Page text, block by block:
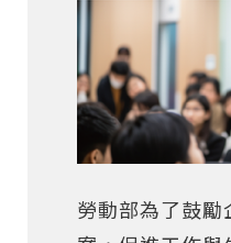
勞動部為了鼓